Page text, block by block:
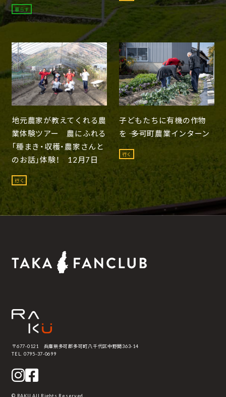
暮らす
地元農家が教えてくれる農
業体験ツアー 農にふれる
「種まき・収穫・農家さんと
のお話」体験！ 12月7日
行く
子どもたちに有機の作物
を ―― 多可町農業インターン
行く
〒677-0121 兵庫県多可郡多可町八千代区中野間363-14
TEL. 0795-37-0699